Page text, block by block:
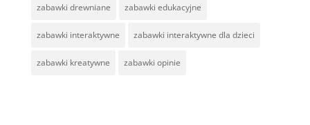
zabawki drewniane zabawki edukacyjne
zabawki interaktywne zabawki interaktywne dla dzieci
zabawki kreatywne zabawki opinie